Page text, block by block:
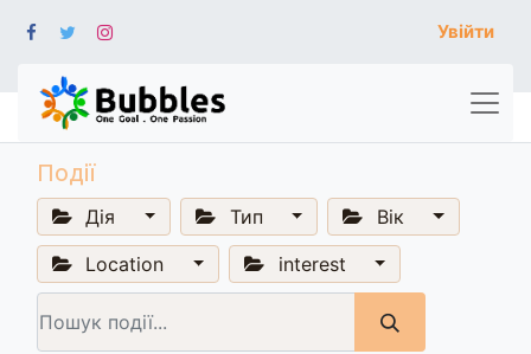
Увійти
Події
Дія Тип
Вік
Location
interest